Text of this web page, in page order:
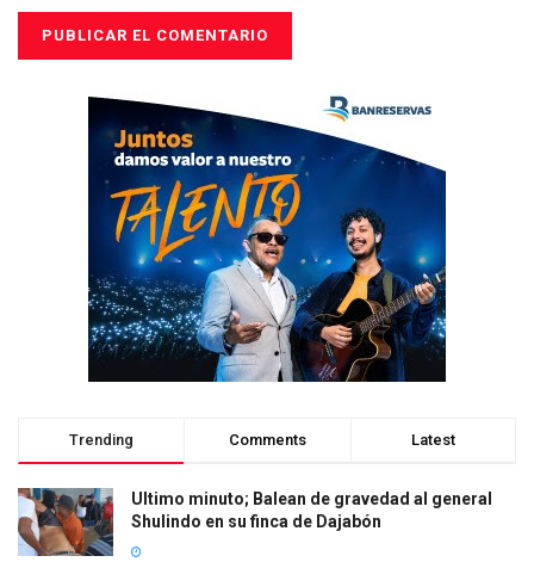
Trending Comments Latest
Ultimo minuto; Balean de gravedad al general
Shulindo en su finca de Dajabón